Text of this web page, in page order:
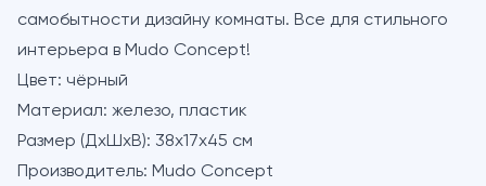
самобытности дизайну комнаты. Все для стильного
интерьера в Mudo Concept!
Цвет: чёрный
Материал: железо, пластик
Размер (ДхШхВ): 38х17х45 см
Производитель: Mudo Concept